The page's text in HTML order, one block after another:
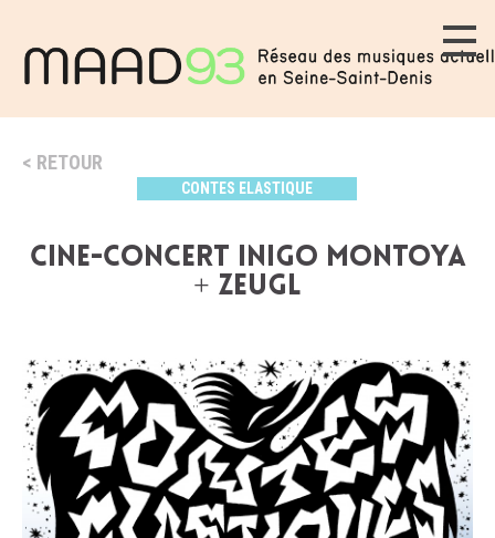
RETOUR
CONTES ELASTIQUE
CINE-CONCERT INIGO MONTOYA
+ ZEUGL